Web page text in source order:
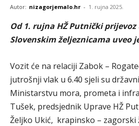
Autor: nizagorjemalo.hr - 1. rujna 2025.
Od 1. rujna HŽ Putnički
Slovenskim željeznicama uveo
Vozit će na relaciji Zabok –
jutrošnji vlak u 6.40 sjeli su
Ministarstvu mora, prometa i
Tušek, predsjednik Uprave HŽ
Željko Ukić, krapinsko – zagorski